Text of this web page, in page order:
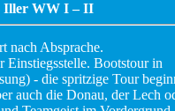
Iller WW I – II
nach Absprache.
Einstiegsstelle. Bootstour in
- die spritzige Tour
auch die Donau, der Lech